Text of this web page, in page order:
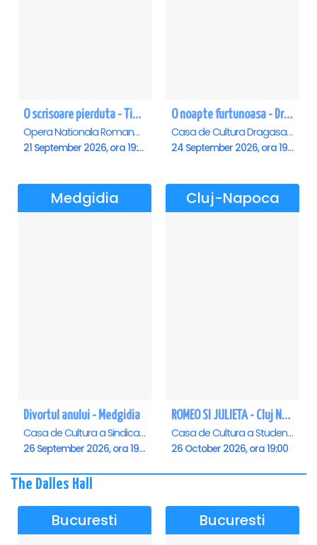
O scrisoare pierduta - Timisoara
Opera Nationala Romana , Timisoara
21 September 2026, ora 19:00
O noapte furtunoasa - Dragasani
Casa de Cultura Dragasani, Dragasani
24 September 2026, ora 19:00
Medgidia
Divortul anului - Medgidia
Casa de Cultura a Sindicatelor Lucian Grigorescu, Medgidia
26 September 2026, ora 19:00
Cluj-Napoca
ROMEO SI JULIETA - Cluj Napoca
Casa de Cultura a Studentilor Dumitru Farcas, Cluj-Napoca
26 October 2026, ora 19:00
The Dalles Hall
Bucuresti Bucuresti